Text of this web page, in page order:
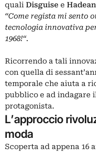
quali Disguise e Hadean
“Come regista mi sento
tecnologia innovativa
1968!“.
Ricorrendo a tali
con quella di
temporale che aiuta a
pubblico e ad indagare
protagonista.
L’approccio
moda
Scoperta ad appena 16